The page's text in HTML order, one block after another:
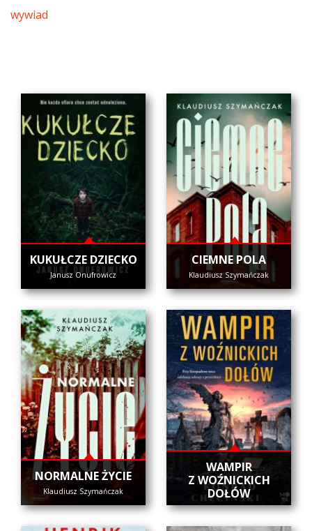
wywiad
KUKUŁCZE DZIECKO
Janusz Onufrowicz
CIEMNE POLA
Klaudiusz Szymańczak
NORMALNE ŻYCIE
Klaudiusz Szymańczak
WAMPIR
Z WOŹNICKICH
DOŁÓW